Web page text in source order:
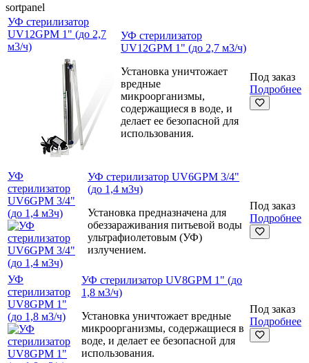
sortpanel
УФ стерилизатор
UV12GPM 1" (до 2,7
м3/ч)
УФ стерилизатор
UV12GPM 1" (до 2,7 м3/ч)
Установка уничтожает
вредные
микроорганизмы,
содержащиеся в воде, и
делает ее безопасной для
использования.
Под заказ
Подробнее
УФ
стерилизатор
UV6GPM 3/4"
(до 1,4 м3ч)
УФ стерилизатор UV6GPM 3/4"
(до 1,4 м3ч)
Установка предназначена для
обеззараживания питьевой воды
ультрафиолетовым (УФ)
излучением.
Под заказ
Подробнее
УФ
стерилизатор
UV8GPM 1"
(до 1,8 м3/ч)
УФ стерилизатор UV8GPM 1" (до
1,8 м3/ч)
Установка уничтожает вредные
микроорганизмы, содержащиеся в
воде, и делает ее безопасной для
использования.
Под заказ
Подробнее